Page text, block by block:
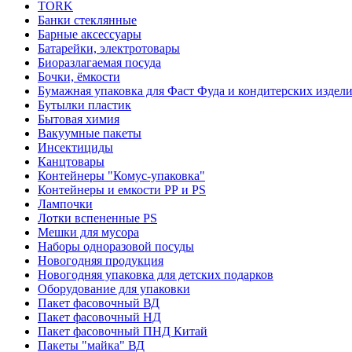
TORK
Банки стеклянные
Барные аксессуары
Батарейки, электротовары
Биоразлагаемая посуда
Бочки, ёмкости
Бумажная упаковка для Фаст Фуда и кондитерских
Бутылки пластик
Бытовая химия
Вакуумные пакеты
Инсектициды
Канцтовары
Контейнеры "Комус-упаковка"
Контейнеры и емкости РР и PS
Лампочки
Лотки вспененные PS
Мешки для мусора
Наборы одноразовой посуды
Новогодняя продукция
Новогодняя упаковка для детских подарков
Оборудование для упаковки
Пакет фасовочный ВД
Пакет фасовочный НД
Пакет фасовочный ПНД Китай
Пакеты "майка" ВД